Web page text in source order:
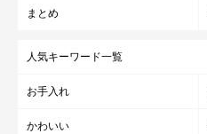
まとめ
人気キーワード一覧
お手入れ
かわいい